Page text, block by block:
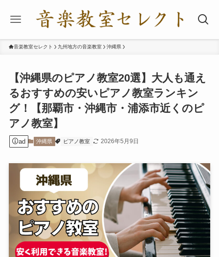
音楽教室セレクト 九州地方の音楽教室 沖縄県
【沖縄県のピアノ教室20選】大人も通え
るおすすめの安いピアノ教室ランキン
グ！【那覇市・沖縄市・浦添市近くのピ
アノ教室】
ad 沖縄県 ピアノ教室 2026年5月9日